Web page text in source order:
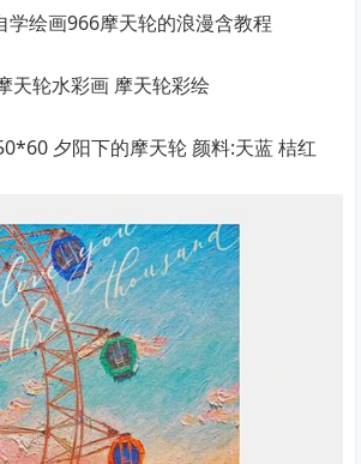
学绘画966摩天轮的浪漫含教程
夕阳下的摩天轮 颜料:天蓝 桔红